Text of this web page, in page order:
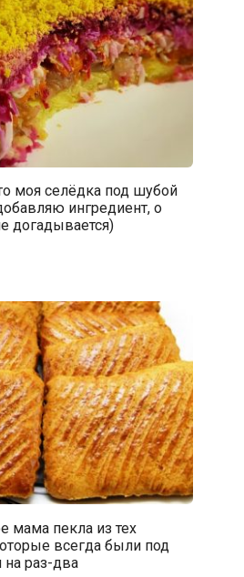
моя селёдка под шубой
ингредиент, о
догадывается)
мама пекла из тех
всегда были под
на раз-два